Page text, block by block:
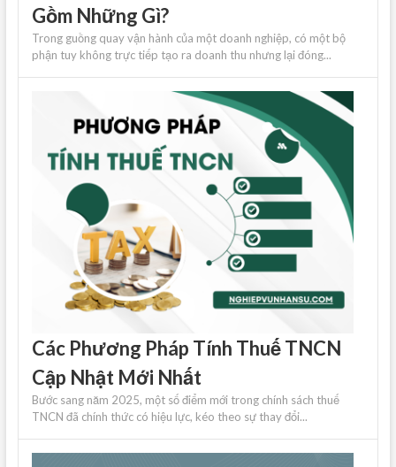
Gồm Những Gì?
Trong guồng quay vận hành của một doanh nghiệp, có một bộ
phận tuy không trực tiếp tạo ra doanh thu nhưng lại đóng...
Các Phương Pháp Tính Thuế TNCN
Cập Nhật Mới Nhất
Bước sang năm 2025, một số điểm mới trong chính sách thuế
TNCN đã chính thức có hiệu lực, kéo theo sự thay đổi...